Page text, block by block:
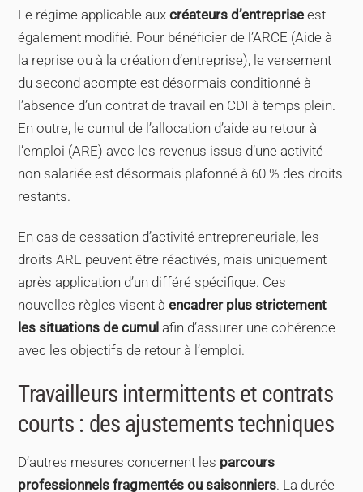
Le régime applicable auxcréateurs d’entreprise est
également modifié. Pour bénéficier de l’ARCE (Aide à
la reprise ou à la création d’entreprise), le versement
du second acompte est désormais conditionné à
l’absence d’un contrat de travail en CDI à temps plein.
En outre, le cumul de l’allocation d’aide au retour à
l’emploi (ARE) avec les revenus issus d’une activité
non salariée est désormais plafonné à 60 % des droits
restants.
En cas de cessation d’activité entrepreneuriale, les
droits ARE peuvent être réactivés, mais uniquement
après application d’un différé spécifique. Ces
nouvelles règles visent àencadrer plus strictement
les situations de cumul afin d’assurer une cohérence
avec les objectifs de retour à l’emploi.
Travailleurs intermittents et contrats
courts : des ajustements techniques
D’autres mesures concernent les parcours
professionnels fragmentés ou saisonniers. La durée